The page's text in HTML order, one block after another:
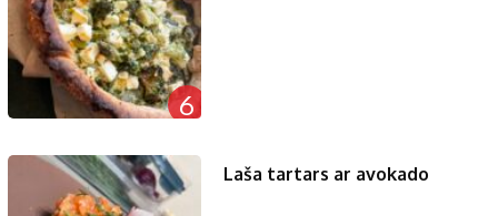
6
Laša tartars ar avokado